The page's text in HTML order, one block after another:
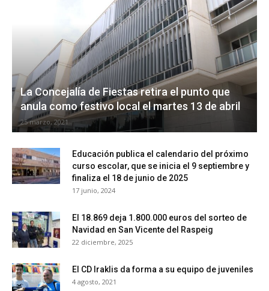
La Concejalía de Fiestas retira el punto que
anula como festivo local el martes 13 de abril
25 marzo, 2021
Educación publica el calendario del próximo
curso escolar, que se inicia el 9 septiembre y
finaliza el 18 de junio de 2025
17 junio, 2024
El 18.869 deja 1.800.000 euros del sorteo de
Navidad en San Vicente del Raspeig
22 diciembre, 2025
El CD Iraklis da forma a su equipo de juveniles
4 agosto, 2021